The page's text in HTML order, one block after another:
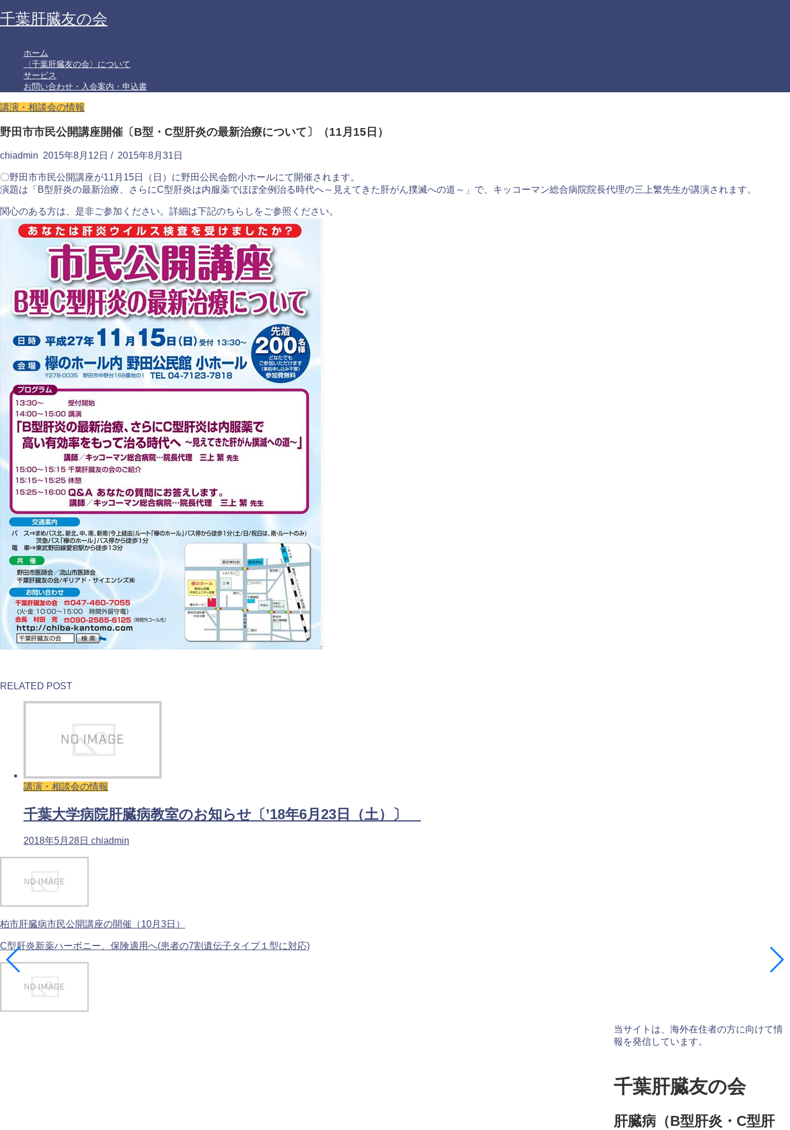
千葉肝臓友の会
ホーム
〈千葉肝臓友の会〉について
サービス
お問い合わせ・入会案内・申込書
講演・相談会の情報
野田市市民公開講座開催〔B型・C型肝炎の最新治療について〕（11月15日）
chiadmin 2015年8月12日 / 2015年8月31日
〇野田市市民公開講座が11月15日（日）に野田公民会館小ホールにて開催されます。
演題は「B型肝炎の最新治療、さらにC型肝炎は内服薬でほぼ全例治る時代へ～見えてきた肝がん撲滅への道～」で、キッコーマン総合病院院長代理の三上繁先生が講演されます。
関心のある方は、是非ご参加ください。詳細は下記のちらしをご参照ください。
RELATED POST
講演・相談会の情報
千葉大学病院肝臓病教室のお知らせ〔’18年6月23日（土）〕
2018年5月28日 chiadmin
柏市肝臓病市民公開講座の開催（10月3日）
C型肝炎新薬ハーボニー、保険適用へ(患者の7割遺伝子タイプ１型に対応)
当サイトは、海外在住者の方に向けて情
報を発信しています。
千葉肝臓友の会
肝臓病（B型肝炎・C型肝